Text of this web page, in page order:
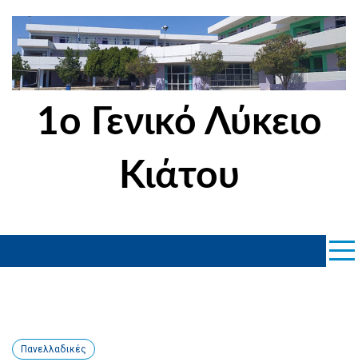
content
1ο Γενικό Λύκειο
Κιάτου
Πανελλαδικές